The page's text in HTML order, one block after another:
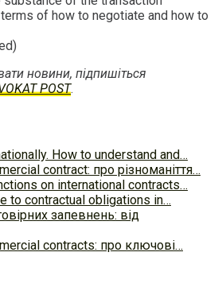
of how to negotiate and how to
новини, підпишіться
POST.
How to understand and…
contract: про різноманіття…
on international contracts…
to contractual obligations in…
запевнень: від
contracts: про ключові…